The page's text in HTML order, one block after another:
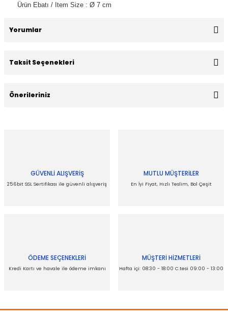
Ürün Ebatı / Item Size : Ø 7 cm
Yorumlar
Taksit Seçenekleri
Önerileriniz
Ürün resmi kalitesiz, bozuk veya görüntülenemiyor.
GÜVENLİ ALIŞVERİŞ
256bit SSL Sertifikası ile güvenli alışveriş
MUTLU MÜŞTERİLER
En İyi Fiyat, Hızlı Teslim, Bol Çeşit
ÖDEME SEÇENEKLERİ
Kredi Kartı ve havale ile ödeme imkanı
MÜŞTERİ HİZMETLERİ
Hafta içi: 08:30 - 18:00 C.tesi 09:00 - 13:00